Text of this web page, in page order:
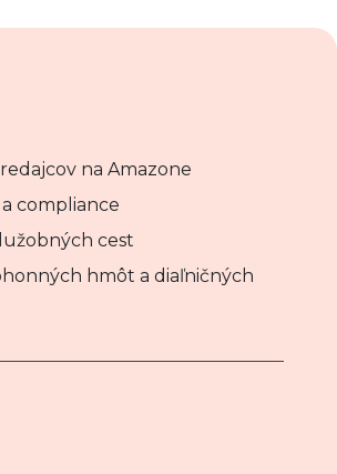
na Amazone
compliance
cest
hmôt a diaľničných